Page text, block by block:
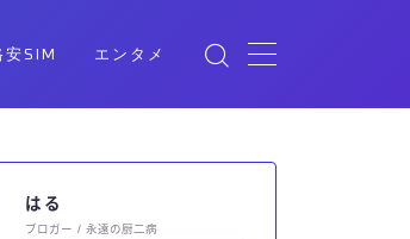
安SIM エンタメ
はる
ブロガー / 永遠の厨二病